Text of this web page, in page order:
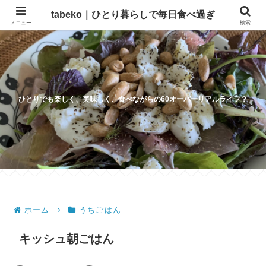
ひとりでも楽しく、美味しく、食べながらの60オーバーリアルライフ？
ホーム うちごはん
キッシュ朝ごはん
メニュー
tabeko｜ひとり暮らしで毎日食べ過ぎ
検索